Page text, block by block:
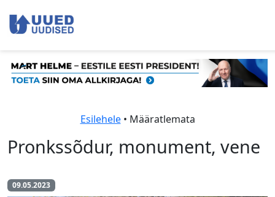
Esilehele• Määratlemata
Pronkssõdur, monument, vene
09.05.2023